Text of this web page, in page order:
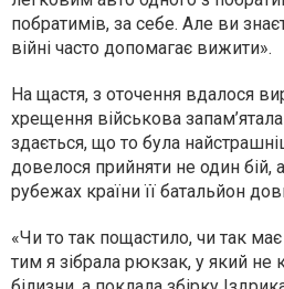
побратимів, за себе. Але ви
війні часто допомагає вижити».
На щастя, з оточення вдалося
хрещення військова
здається, що то була
довелося прийняти не один бій,
рубежах країни її батальйон
«Чи то так пощастило, чи так
тим я зібрала рюкзак, у який не